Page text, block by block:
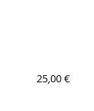
25,00 €